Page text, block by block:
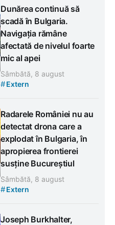
Dunărea continuă să
scadă în Bulgaria.
Navigația rămâne
afectată de nivelul foarte
mic al apei
Sâmbătă, 8 august
#Extern
Radarele României nu au
detectat drona care a
explodat în Bulgaria, în
apropierea frontierei
susține Bucureștiul
Sâmbătă, 8 august
#Extern
Joseph Burkhalter,